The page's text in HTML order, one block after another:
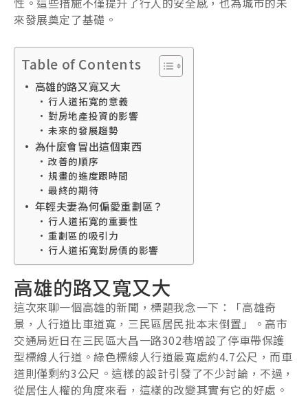
來發展奠定了基礎。
Table of Contents
高雄的路又寬又大
行人道拓寬的意義
對房地產投資的影響
未來的發展趨勢
為什麼會冒出這個東西
改善的順序
規畫的進度跟時間
最終的期待
年輕夫妻為何偏愛重劃區？
行人道拓寬的重要性
重劃區的吸引力
行人道拓寬對房價的影響
高雄的路又寬又大
這次來聊一個高雄的新聞，標題我念一下：「高雄奇
景，人行道比車道寬，三民區居民批本末倒置」。高市
交通局近日在三民區大昌一路302巷增設了停車帶保護
型標線人行道。綠色標線人行道最寬處約4.7公尺，而車
道則僅剩約3公尺。這樣的設計引發了不少討論，不過，
從居住人權的角度來看，這樣的改變其實有它的好處。